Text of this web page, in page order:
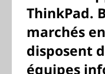
ThinkPad.
marchés
disposent
équipes